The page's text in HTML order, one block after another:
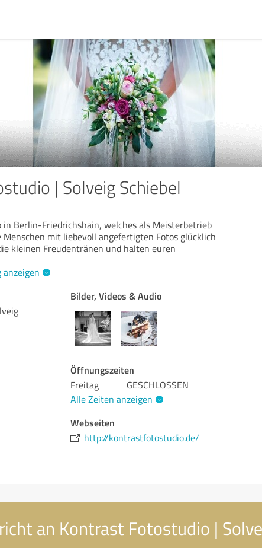
| Solveig Schiebel
Berlin-Friedrichshain, welches als Meisterbetrieb
mit liebevoll angefertigten Fotos glücklich
kleinen Freudentränen und halten euren
Bilder, Videos & Audio
Öffnungszeiten
Freitag
GESCHLOSSEN
Alle Zeiten anzeigen
Webseiten
http://kontrastfotostudio.de/
an Kontrast Fotostudio |